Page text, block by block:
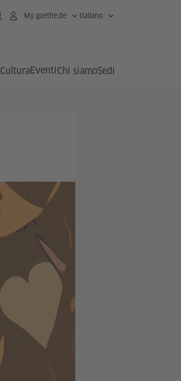
My goethe.de Italiano
CulturaEventiChi siamoSedi